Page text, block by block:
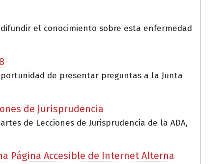
el conocimiento sobre esta enfermedad
de presentar preguntas a la Junta
de Jurisprudencia
de Lecciones de Jurisprudencia de la ADA,
Página Accesible de Internet Alterna